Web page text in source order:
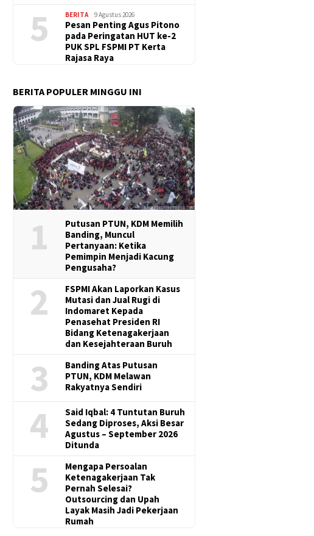
5 BERITA 9 Agustus 2026
Pesan Penting Agus Pitono
pada Peringatan HUT ke-2
PUK SPL FSPMI PT Kerta
Rajasa Raya
BERITA POPULER MINGGU INI
1
Putusan PTUN, KDM Memilih
Banding, Muncul
Pertanyaan: Ketika
Pemimpin Menjadi Kacung
Pengusaha?
2
FSPMI Akan Laporkan Kasus
Mutasi dan Jual Rugi di
Indomaret Kepada
Penasehat Presiden RI
Bidang Ketenagakerjaan
dan Kesejahteraan Buruh
3
Banding Atas Putusan
PTUN, KDM Melawan
Rakyatnya Sendiri
4
Said Iqbal: 4 Tuntutan Buruh
Sedang Diproses, Aksi Besar
Agustus – September 2026
Ditunda
5
Mengapa Persoalan
Ketenagakerjaan Tak
Pernah Selesai?
Outsourcing dan Upah
Layak Masih Jadi Pekerjaan
Rumah